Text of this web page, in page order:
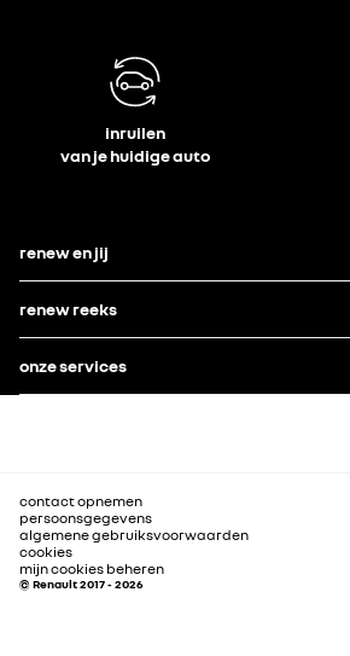
inruilen
van je huidige auto
renew en jij
renew reeks
onze services
contact opnemen
persoonsgegevens
algemene gebruiksvoorwaarden
cookies
mijn cookies beheren
© Renault 2017 - 2026